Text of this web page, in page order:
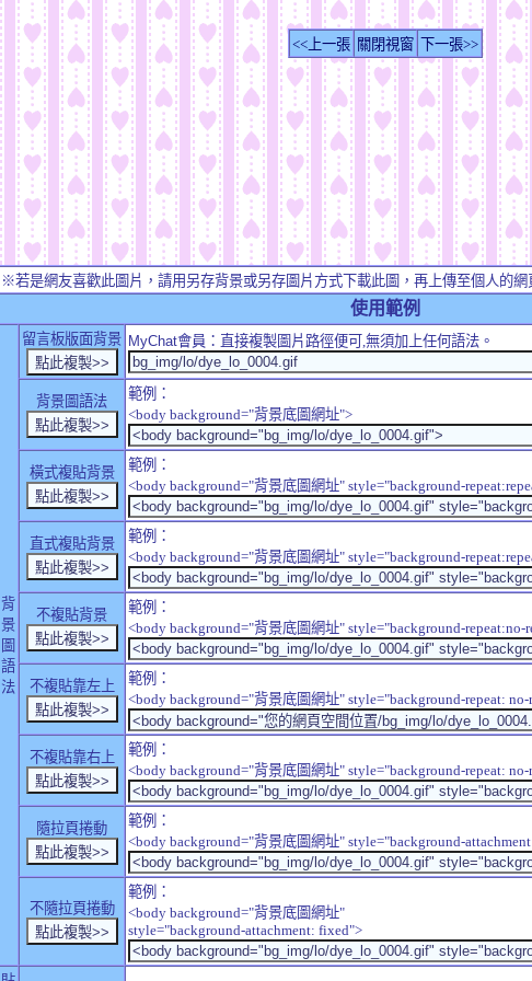
<<上一張 關閉視窗 下一張>>
※若是網友喜歡此圖片，請用另存背景或另存圖片方式下載此圖，再上傳至個人的網
使用範例
背
景
圖
語
法
留言板版面背景 MyChat會員：直接複製圖片路徑便可,無須加上任何語法。
背景圖語法
範例：
<body background="背景底圖網址">
橫式複貼背景
範例：
<body background="背景底圖網址" style="background-
直式複貼背景
範例：
<body background="背景底圖網址" style="background-
不複貼背景
範例：
<body background="背景底圖網址" style="background-repeat:no-
不複貼靠左上
範例：
<body background="背景底圖網址" style="background-repeat:
不複貼靠右上
範例：
<body background="背景底圖網址" style="background-repeat:
隨拉頁捲動
範例：
<body background="背景底圖網址" style="background-
不隨拉頁捲動
範例：
<body background="背景底圖網址"
style="background-attachment: fixed">